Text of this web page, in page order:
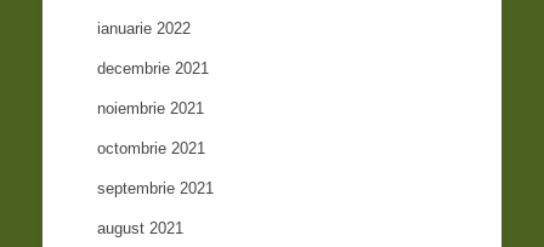
ianuarie 2022
decembrie 2021
noiembrie 2021
octombrie 2021
septembrie 2021
august 2021